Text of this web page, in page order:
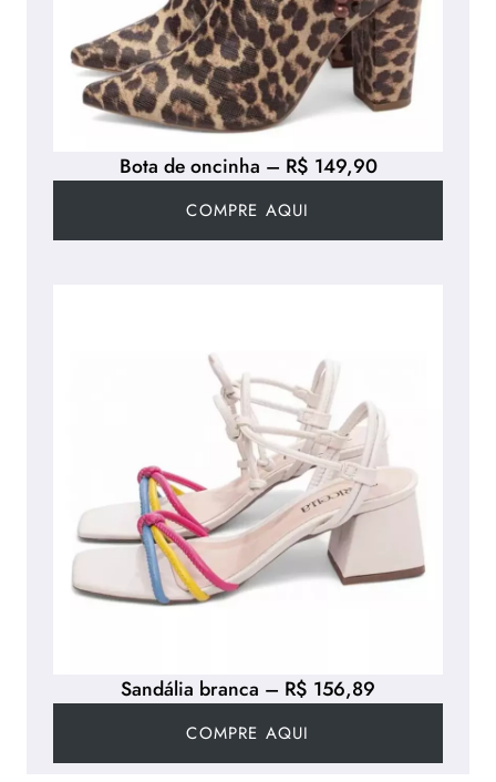
Sandália branca – R$ 156,89
COMPRE AQUI
Bota de oncinha – R$ 149,90
COMPRE AQUI